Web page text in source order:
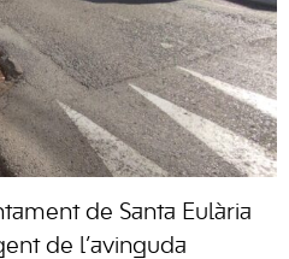
de Santa Eulària
de l’avinguda